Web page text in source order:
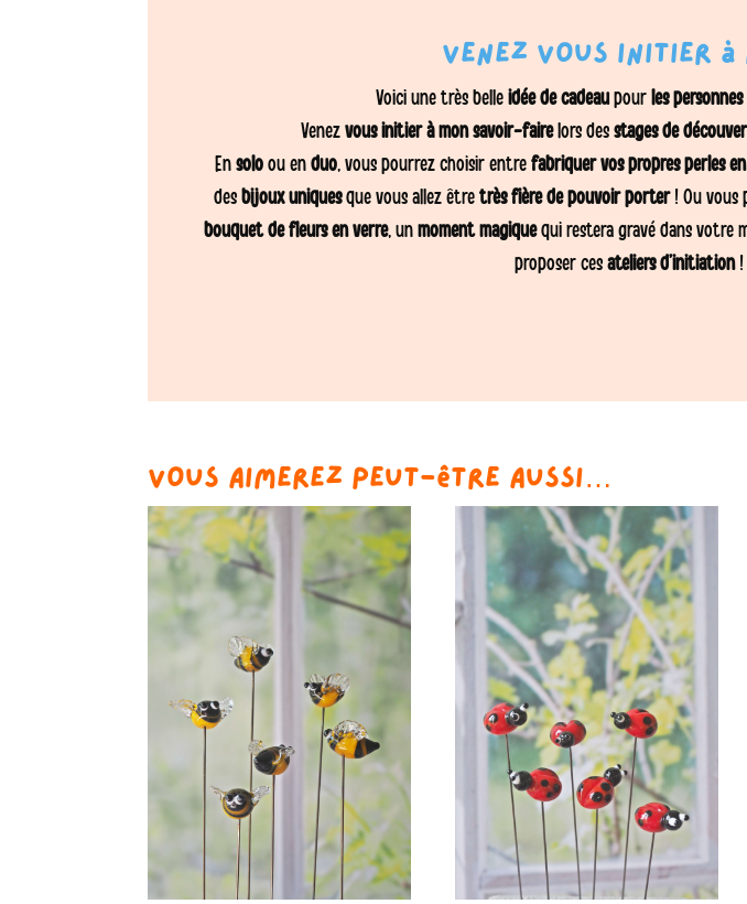
Venez vous initier
Voici une très belleidée de cadeaupourles
Venezvous initier à mon savoir-fairelors des stages de
En solo ou en duo, vous pourrez choisir entre fabriquer vos propres perles
desbijoux uniquesque vous allez être très fière de pouvoir porter! Ou vous
bouquet de fleurs en verre, un moment magiquequi restera gravé dans votre
proposer ces ateliers d’initiation!
Vous aimerez peut-être aussi…